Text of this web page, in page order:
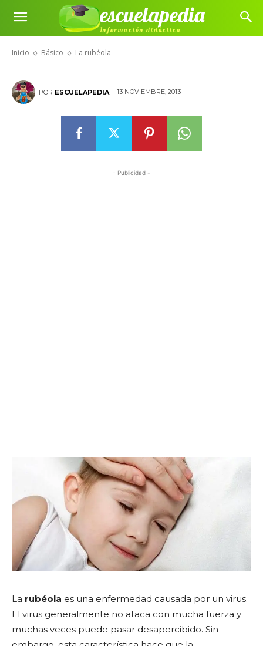
escuelapedia
Información didáctica
Inicio Básico La rubéola
La rubéola
POR ESCUELAPEDIA 13 NOVIEMBRE, 2013
- Publicidad -
La rubéola es una enfermedad causada por un virus.
El virus generalmente no ataca con mucha fuerza y
muchas veces puede pasar desapercibido. Sin